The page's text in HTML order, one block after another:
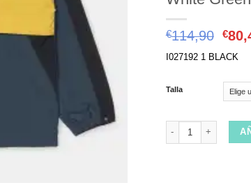
€114,90 €
I027192 1 BLACK
Talla
Chaqueta Carhartt